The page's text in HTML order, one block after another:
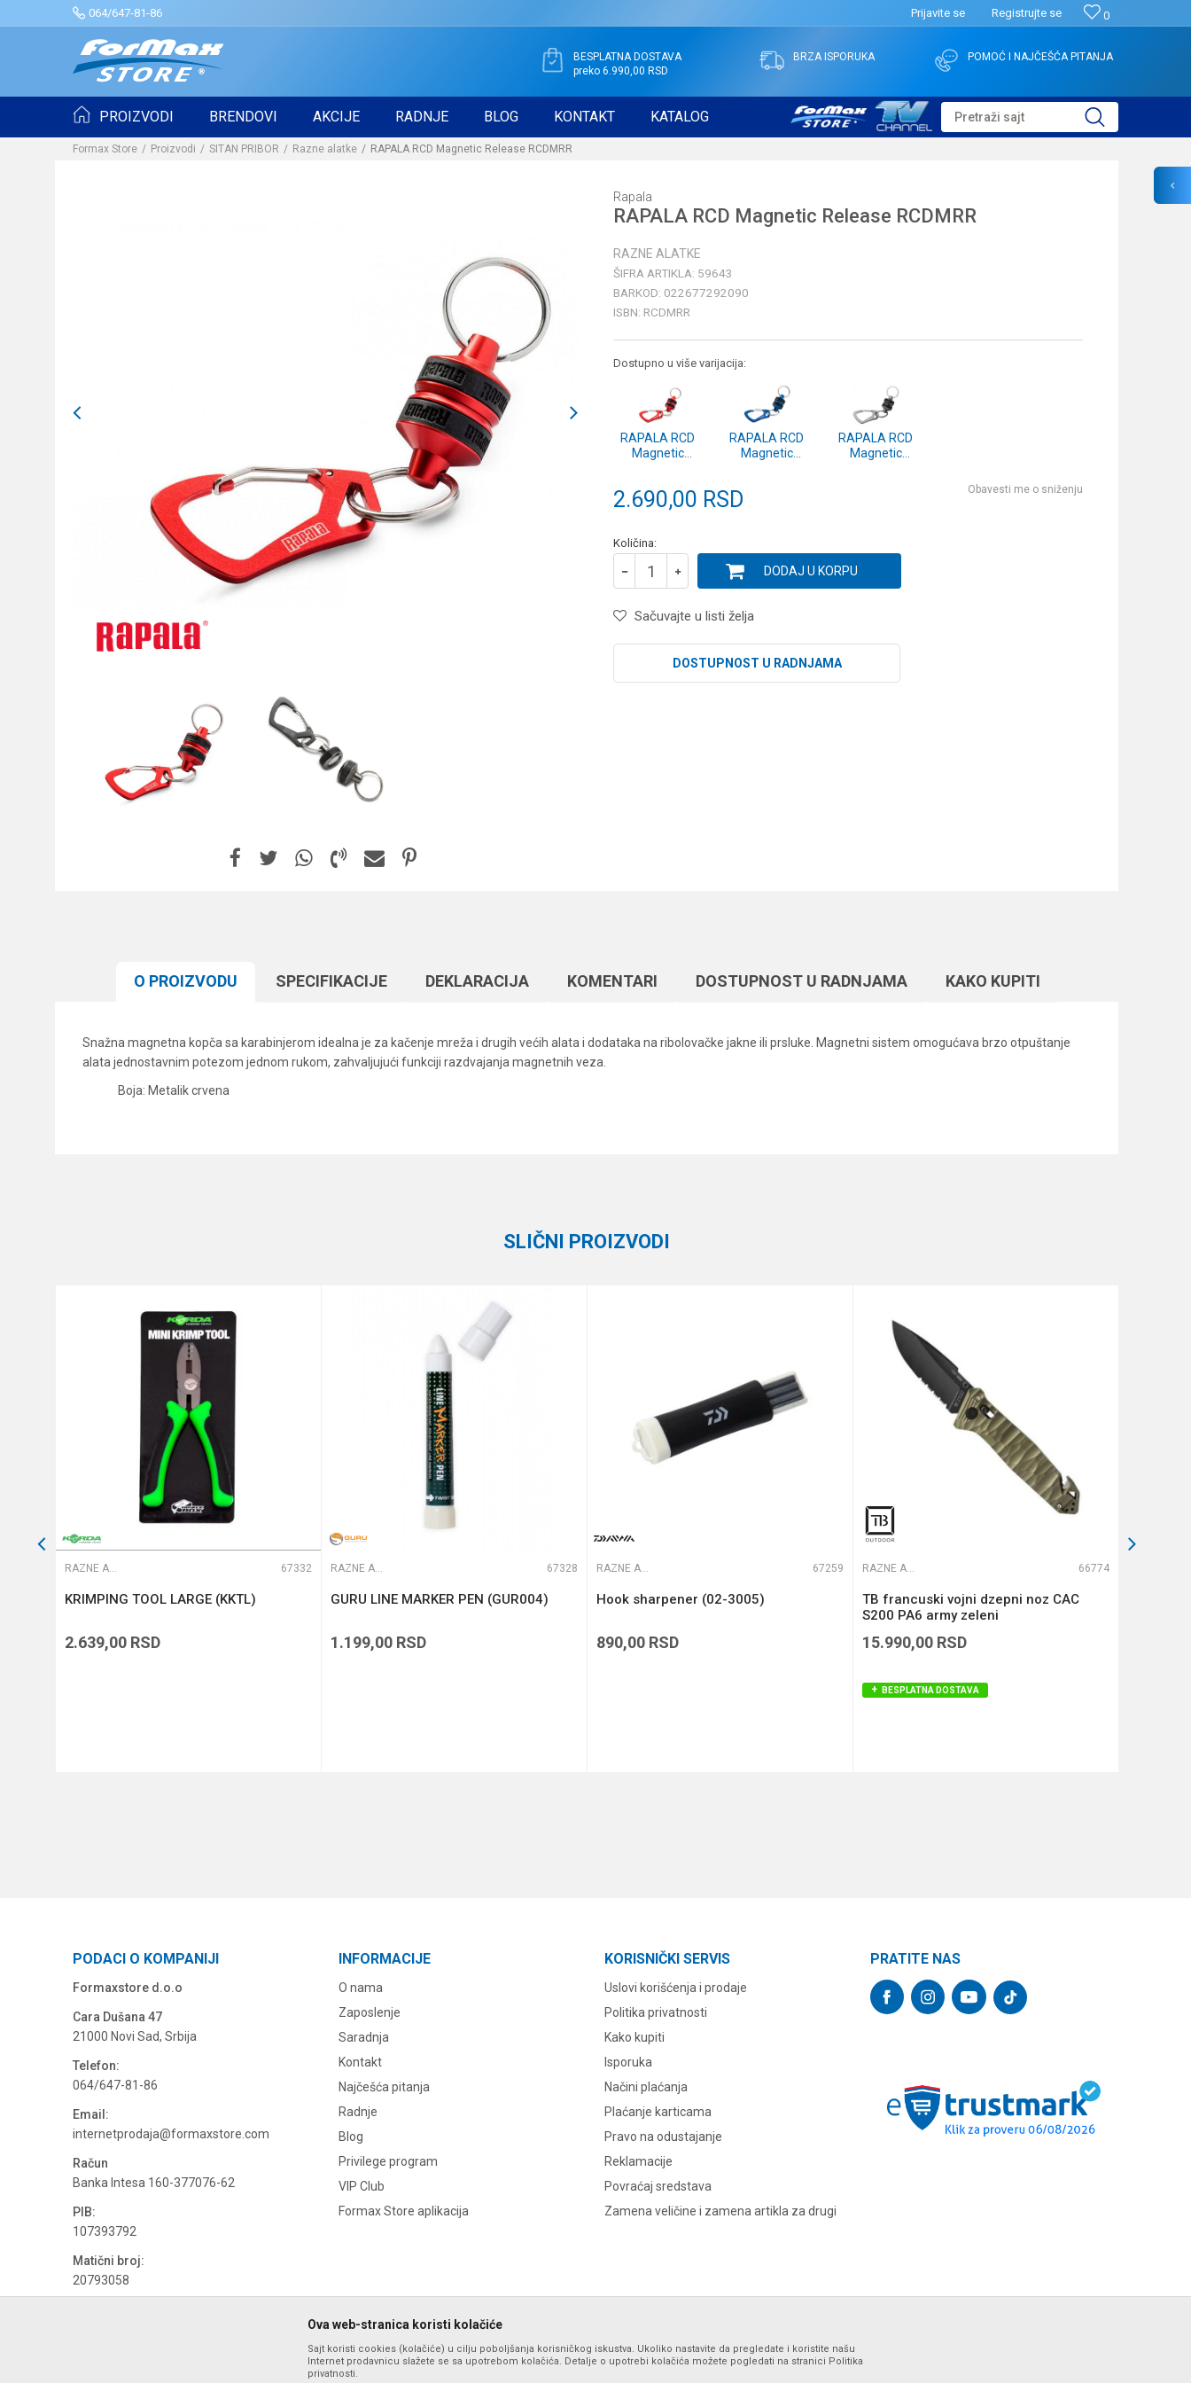
064/647-81-86 0
Prijavite se Registrujte se
BESPLATNA DOSTAVA
preko 6.990,00 RSD
BRZA ISPORUKA POMOĆ I NAJČEŠĆA PITANJA
PROIZVODI BRENDOVI AKCIJE RADNJE BLOG KONTAKT KATALOG Pretraži sajt
Formax Store Proizvodi SITAN PRIBOR Razne alatke RAPALA RCD Magnetic Release RCDMRR
Rapala
RAPALA RCD Magnetic Release RCDMRR
RAZNE ALATKE
ŠIFRA ARTIKLA: 59643
BARKOD: 022677292090
ISBN: RCDMRR
Dostupno u više varijacija:
RAPALA RCD
Magnetic
RAPALA RCD
Magnetic
RAPALA RCD
Magnetic
2.690,00 RSD Obavesti me o sniženju
Količina:
DODAJ U KORPU
Sačuvajte u listi želja
DOSTUPNOST U RADNJAMA
O PROIZVODU SPECIFIKACIJЕ DEKLARACIJA KOMENTARI DOSTUPNOST U RADNJAMA KAKO KUPITI
Snažna magnetna kopča sa karabinjerom idealna je za kačenje mreža i drugih većih alata i dodataka na ribolovačke jakne ili prsluke. Magnetni sistem omogućava brzo otpuštanje
alata jednostavnim potezom jednom rukom, zahvaljujući funkciji razdvajanja magnetnih veza.
Boja: Metalik crvena
Anti-spam zaštita - izračunajte koliko je 2 + 3 :
SLIČNI PROIZVODI
RAZNE ALATKE 67332
KRIMPING TOOL LARGE (KKTL)
2.639,00 RSD
RAZNE ALATKE 67328
GURU LINE MARKER PEN (GUR004)
1.199,00 RSD
RAZNE ALATKE 67259
Hook sharpener (02-3005)
890,00 RSD
RAZNE ALATKE 66774
TB francuski vojni dzepni noz CAC
S200 PA6 army zeleni
15.990,00 RSD
BESPLATNA DOSTAVA
PODACI O KOMPANIJI
Formaxstore d.o.o
Cara Dušana 47
21000 Novi Sad, Srbija
Telefon:
064/647-81-86
Email:
internetprodaja@formaxstore.com
Račun
Banka Intesa 160-377076-62
PIB:
107393792
Matični broj:
20793058
INFORMACIJE
O nama
Zaposlenje
Saradnja
Kontakt
Najčešća pitanja
Radnje
Blog
Privilege program
VIP Club
Formax Store aplikacija
KORISNIČKI SERVIS
Uslovi korišćenja i prodaje
Politika privatnosti
Kako kupiti
Isporuka
Načini plaćanja
Plaćanje karticama
Pravo na odustajanje
Reklamacije
Povraćaj sredstava
Zamena veličine i zamena artikla za drugi
PRATITE NAS
Ova web-stranica koristi kolačiće
Sajt koristi cookies (kolačiće) u cilju poboljšanja korisničkog iskustva. Ukoliko nastavite da pregledate i koristite našu
Internet prodavnicu slažete se sa upotrebom kolačića. Detalje o upotrebi kolačića možete pogledati na stranici Politika
privatnosti.